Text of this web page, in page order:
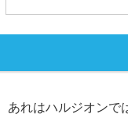
れはハルジオンで